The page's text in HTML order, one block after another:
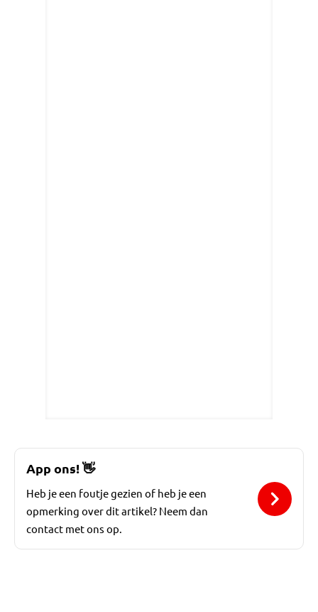
App ons!👋
Heb je een foutje gezien of heb je een
opmerking over dit artikel? Neem dan
contact met ons op.